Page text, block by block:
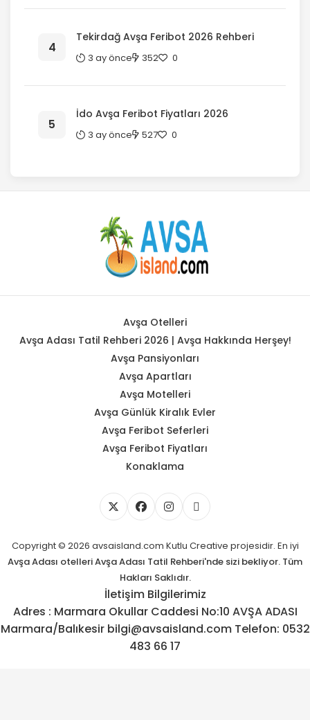
Tekirdağ Avşa Feribot 2026 Rehberi
3 ay önce 352 0
İdo Avşa Feribot Fiyatları 2026
3 ay önce 527 0
Avşa Otelleri
Avşa Adası Tatil Rehberi 2026 | Avşa Hakkında Herşey!
Avşa Pansiyonları
Avşa Apartları
Avşa Motelleri
Avşa Günlük Kiralık Evler
Avşa Feribot Seferleri
Avşa Feribot Fiyatları
Konaklama
Copyright © 2026 avsaisland.com Kutlu Creative projesidir. En iyi
Avşa Adası otelleriAvşa Adası Tatil Rehberi'nde sizi bekliyor. Tüm
Hakları Saklıdır.
İletişim Bilgilerimiz
Adres : Marmara Okullar Caddesi No:10 AVŞA ADASI
Marmara/Balıkesir bilgi@avsaisland.com Telefon: 0532
483 66 17